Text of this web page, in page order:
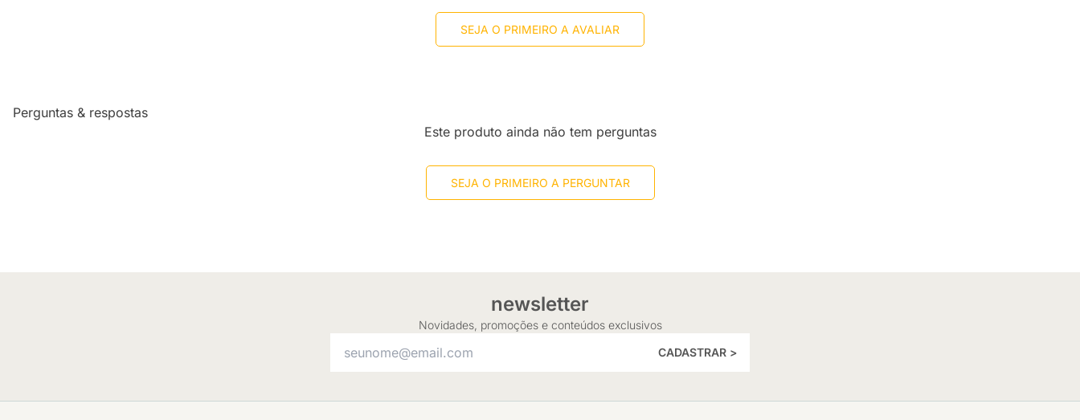
SEJA O PRIMEIRO A AVALIAR
Perguntas & respostas
Este produto ainda não tem perguntas
SEJA O PRIMEIRO A PERGUNTAR
newsletter
Novidades, promoções e conteúdos exclusivos
CADASTRAR >